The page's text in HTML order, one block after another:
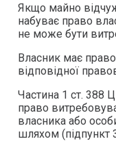
Якщо майно
набуває право
не може бути
Власник має
відповідної
Частина 1 ст. 388
право
власника або
шляхом (підпункт 3